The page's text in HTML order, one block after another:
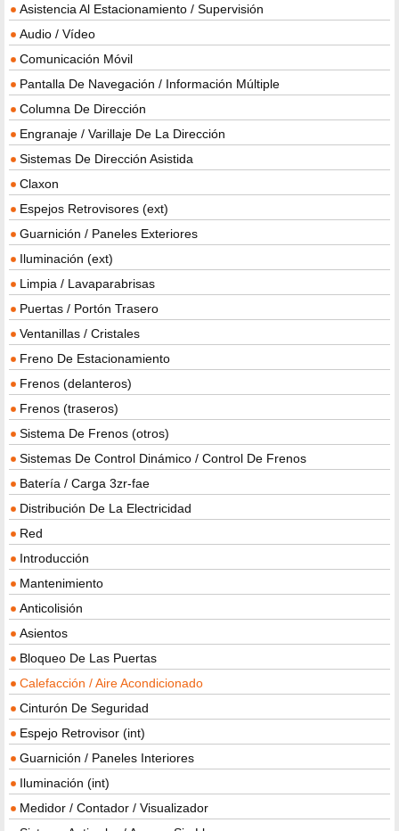
Asistencia Al Estacionamiento / Supervisión
Audio / Vídeo
Comunicación Móvil
Pantalla De Navegación / Información Múltiple
Columna De Dirección
Engranaje / Varillaje De La Dirección
Sistemas De Dirección Asistida
Claxon
Espejos Retrovisores (ext)
Guarnición / Paneles Exteriores
Iluminación (ext)
Limpia / Lavaparabrisas
Puertas / Portón Trasero
Ventanillas / Cristales
Freno De Estacionamiento
Frenos (delanteros)
Frenos (traseros)
Sistema De Frenos (otros)
Sistemas De Control Dinámico / Control De Frenos
Batería / Carga 3zr-fae
Distribución De La Electricidad
Red
Introducción
Mantenimiento
Anticolisión
Asientos
Bloqueo De Las Puertas
Calefacción / Aire Acondicionado
Cinturón De Seguridad
Espejo Retrovisor (int)
Guarnición / Paneles Interiores
Iluminación (int)
Medidor / Contador / Visualizador